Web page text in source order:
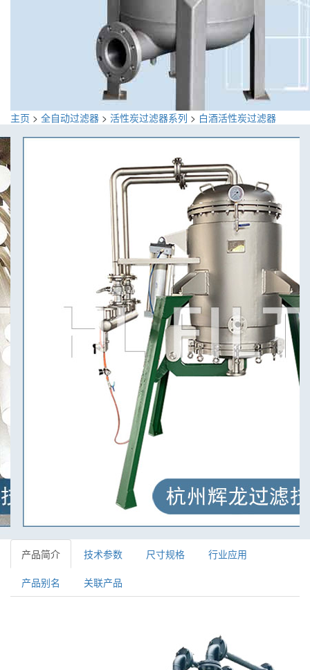
主页 > 全自动过滤器 > 活性炭过滤器系列 > 白酒活性炭过滤器
产品简介 技术参数 尺寸规格 行业应用
产品别名
关联产品